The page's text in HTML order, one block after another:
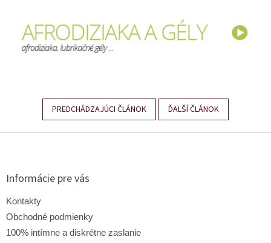
PREDCHÁDZAJÚCI ČLÁNOK ĎALŠÍ ČLÁNOK
Z
Informácie pre vás
Kontakty
Obchodné podmienky
100% intímne a diskrétne zaslanie